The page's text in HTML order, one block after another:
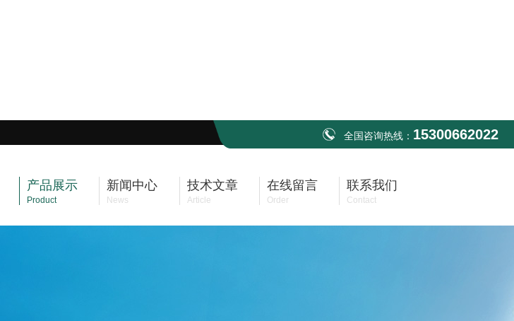
全国咨询热线： 15300662022
产品展示
Product
新闻中心
News
技术文章
Article
在线留言
Order
联系我们
Contact